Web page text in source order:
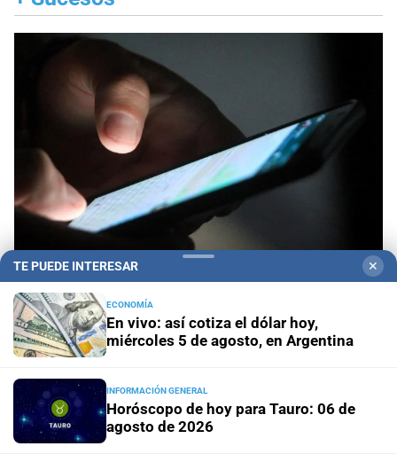
Operativo de PDI Detienen en Santa Fe a una
pareja por producción y comercialización de
material de abuso sexual infantil
Santa FeOtro tren descarrilado en la zona oeste y un
nuevo intento de saqueo
TE PUEDE INTERESAR ✕
ECONOMÍA
En vivo: así cotiza el dólar hoy,
miércoles 5 de agosto, en Argentina
INFORMACIÓN GENERAL
Horóscopo de hoy para Tauro: 06 de
agosto de 2026